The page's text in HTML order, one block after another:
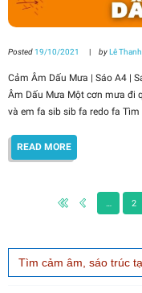
Posted 19/10/2021 byLê
Cảm Âm Dấu Mưa | Sáo A4 |
Âm Dấu Mưa Một cơn mưa đi
và em fa sib sib fa redo fa
READ MORE
… 2
Search
for: